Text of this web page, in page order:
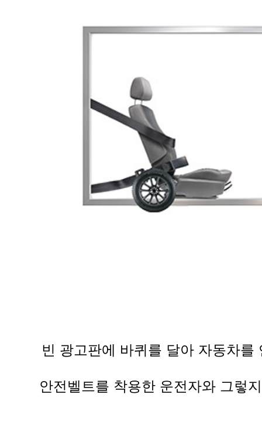
빈 광고판에 바퀴를 달아 자동차를
안전벨트를 착용한 운전자와 그렇